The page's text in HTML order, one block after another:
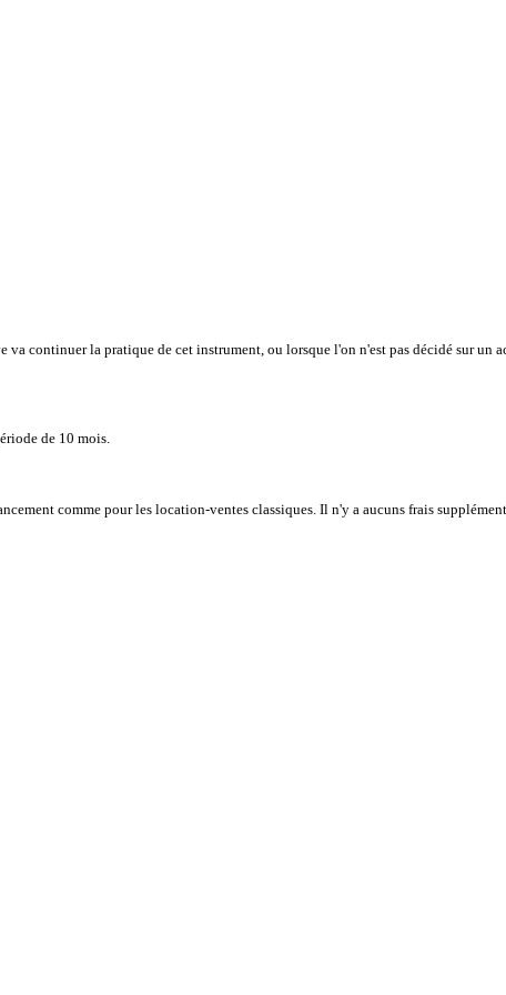
continuer la pratique de cet instrument, ou lorsque l'on n'est pas décidé sur un
de 10 mois.
comme pour les location-ventes classiques. Il n'y a aucuns frais